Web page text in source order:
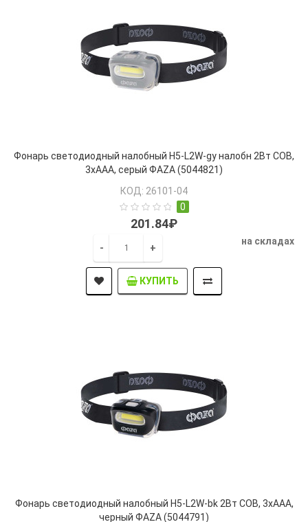
Фонарь светодиодный налобный H5-L2W-gy налобн 2Вт COB,
3xAAA, серый ФАZА (5044821)
КОД: 26101-04
0
201.84₽
- +
на складах
КУПИТЬ
Фонарь светодиодный налобный H5-L2W-bk 2Вт COB, 3xAAA,
черный ФАZА (5044791)